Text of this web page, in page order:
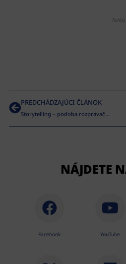
PREDCHÁDZAJÚCI ČLÁNOK
Storytelling – podoba rozprávačstva
NÁJDETE
Facebook YouTube